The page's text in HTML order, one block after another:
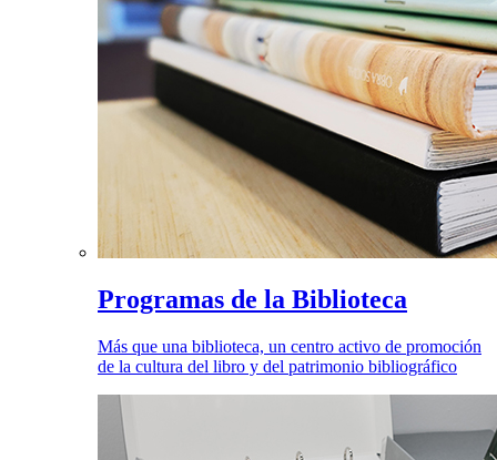
Programas de la Biblioteca
Más que una biblioteca, un centro activo de promoción
de la cultura del libro y del patrimonio bibliográfico